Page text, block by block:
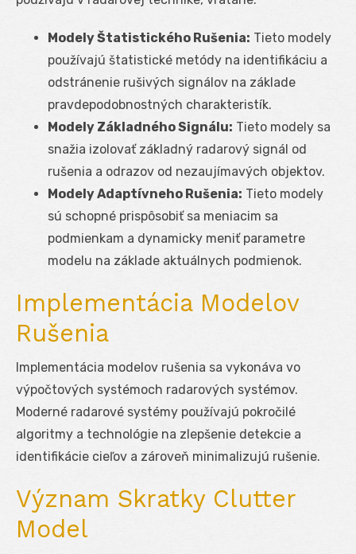
Modely Štatistického Rušenia: Tieto modely
používajú štatistické metódy na identifikáciu a
odstránenie rušivých signálov na základe
pravdepodobnostných charakteristík.
Modely Základného Signálu: Tieto modely sa
snažia izolovať základný radarový signál od
rušenia a odrazov od nezaujímavých objektov.
Modely Adaptívneho Rušenia: Tieto modely
sú schopné prispôsobiť sa meniacim sa
podmienkam a dynamicky meniť parametre
modelu na základe aktuálnych podmienok.
Implementácia Modelov
Rušenia
Implementácia modelov rušenia sa vykonáva vo
výpočtových systémoch radarových systémov.
Moderné radarové systémy používajú pokročilé
algoritmy a technológie na zlepšenie detekcie a
identifikácie cieľov a zároveň minimalizujú rušenie.
Význam Skratky Clutter
Model